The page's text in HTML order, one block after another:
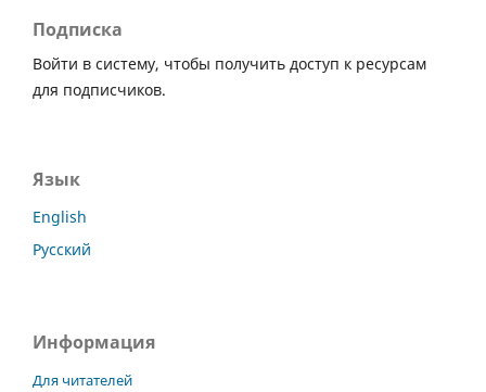
Подписка
Войти в систему, чтобы получить доступ к ресурсам
для подписчиков.
Язык
English
Русский
Информация
Для читателей